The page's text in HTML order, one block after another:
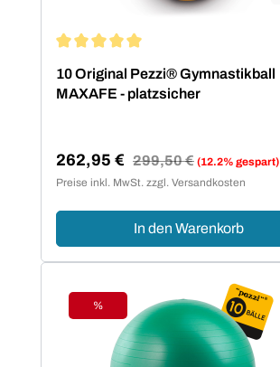
10 Original Pezzi® Gymnastikball
MAXAFE - platzsicher
Verkaufspreis:
262,95 € Regulärer Preis:
299,50 € (12.2% gespart)
Preise inkl. MwSt. zzgl. Versandkosten
In den Warenkorb
Rabatt
%